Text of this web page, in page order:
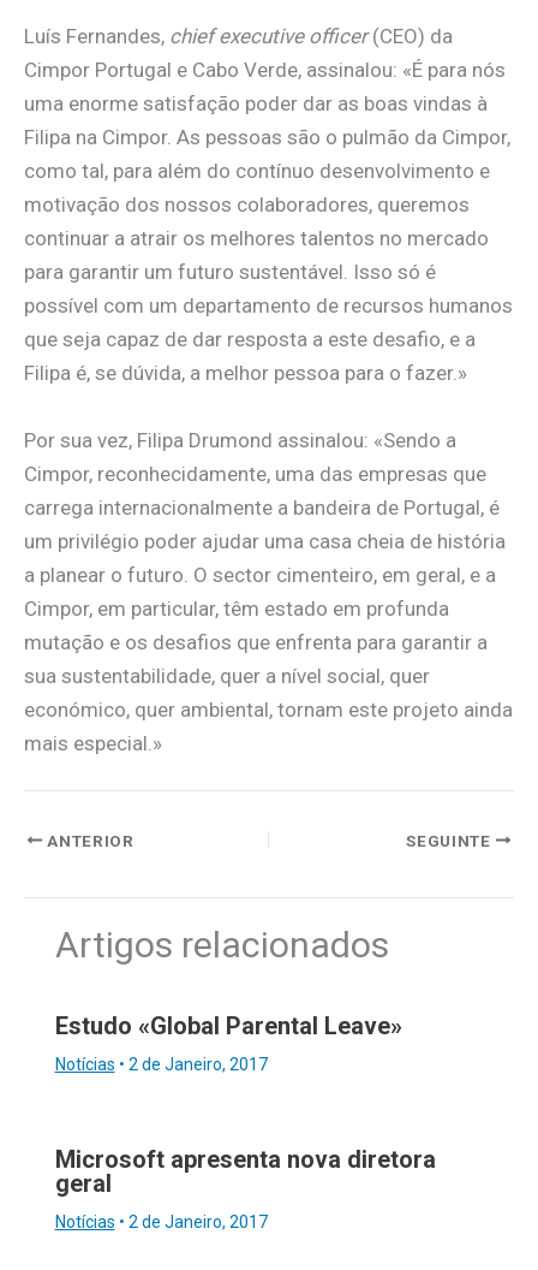
Luís Fernandes, chief executive officer(CEO) da
Cimpor Portugal e Cabo Verde, assinalou: «É para nós
uma enorme satisfação poder dar as boas vindas à
Filipa na Cimpor. As pessoas são o pulmão da Cimpor,
como tal, para além do contínuo desenvolvimento e
motivação dos nossos colaboradores, queremos
continuar a atrair os melhores talentos no mercado
para garantir um futuro sustentável. Isso só é
possível com um departamento de recursos humanos
que seja capaz de dar resposta a este desafio, e a
Filipa é, se dúvida, a melhor pessoa para o fazer.»
Por sua vez, Filipa Drumond assinalou: «Sendo a
Cimpor, reconhecidamente, uma das empresas que
carrega internacionalmente a bandeira de Portugal, é
um privilégio poder ajudar uma casa cheia de história
a planear o futuro. O sector cimenteiro, em geral, e a
Cimpor, em particular, têm estado em profunda
mutação e os desafios que enfrenta para garantir a
sua sustentabilidade, quer a nível social, quer
económico, quer ambiental, tornam este projeto ainda
mais especial.»
ANTERIOR SEGUINTE
Artigos relacionados
Estudo «Global Parental Leave»
Notícias • 2 de Janeiro, 2017
Microsoft apresenta nova diretora
geral
Notícias • 2 de Janeiro, 2017